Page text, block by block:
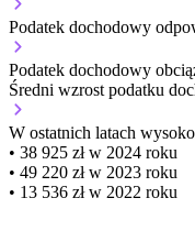
Podatek dochodowy
Podatek dochodowy
Średni wzrost podatku
W ostatnich latach
• 38 925 zł w 2024 roku
• 49 220 zł w 2023 roku
• 13 536 zł w 2022 roku